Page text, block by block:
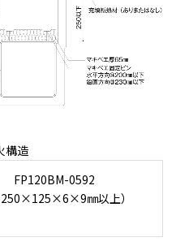
構造
FP120BM-0592
250×125×6×9㎜以上）